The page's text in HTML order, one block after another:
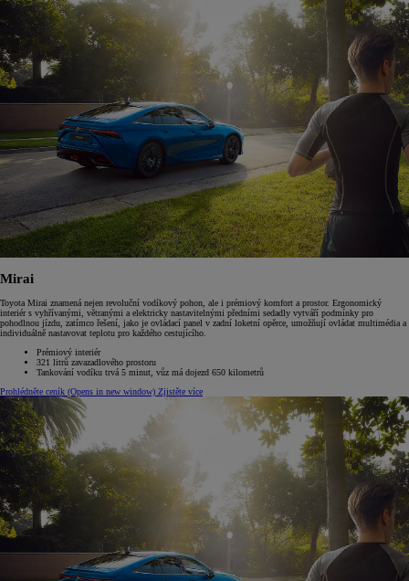
Mirai
Toyota Mirai znamená nejen revoluční vodíkový pohon, ale i prémiový komfort a prostor. Ergonomický
interiér s vyhřívanými, větranými a elektricky nastavitelnými předními sedadly vytváří podmínky pro
pohodlnou jízdu, zatímco řešení, jako je ovládací panel v zadní loketní opěrce, umožňují ovládat multimédia a
individuálně nastavovat teplotu pro každého cestujícího.
Prémiový interiér
321 litrů zavazadlového prostoru
Tankování vodíku trvá 5 minut, vůz má dojezd 650 kilometrů
Prohlédněte ceník (Opens in new window) Zjistěte více